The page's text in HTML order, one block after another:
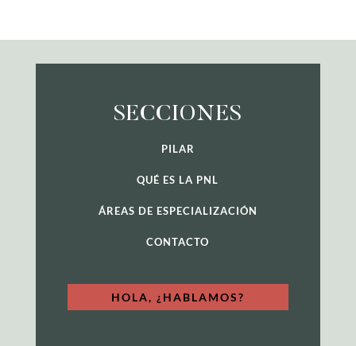
SECCIONES
PILAR
QUÉ ES LA PNL
ÁREAS DE ESPECIALIZACIÓN
CONTACTO
HOLA, ¿HABLAMOS?